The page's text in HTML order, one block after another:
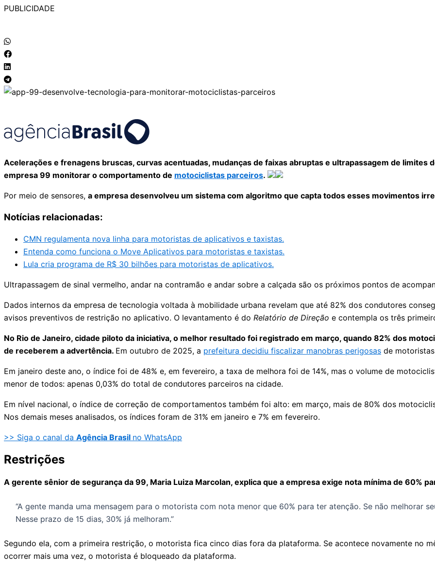
PUBLICIDADE
Acelerações e frenagens bruscas, curvas acentuadas, mudanças de faixas abruptas e ultrapassagem de limites
empresa 99 monitorar o comportamento de motociclistas parceiros.
Por meio de sensores, a empresa desenvolveu um sistema com algoritmo que capta todos esses movimentos
Notícias relacionadas:
CMN regulamenta nova linha para motoristas de aplicativos e taxistas.
Entenda como funciona o Move Aplicativos para motoristas e taxistas.
Lula cria programa de R$ 30 bilhões para motoristas de aplicativos.
Ultrapassagem de sinal vermelho, andar na contramão e andar sobre a calçada são os próximos pontos de
Dados internos da empresa de tecnologia voltada à mobilidade urbana revelam que até 82% dos condutores
avisos preventivos de restrição no aplicativo. O levantamento é do Relatório de Direção e contempla os três
No Rio de Janeiro, cidade piloto da iniciativa, o melhor resultado foi registrado em março, quando 82% dos
de receberem a advertência. Em outubro de 2025, a prefeitura decidiu fiscalizar manobras perigosas de
Em janeiro deste ano, o índice foi de 48% e, em fevereiro, a taxa de melhora foi de 14%, mas o volume de
menor de todos: apenas 0,03% do total de condutores parceiros na cidade.
Em nível nacional, o índice de correção de comportamentos também foi alto: em março, mais de 80% dos
Nos demais meses analisados, os índices foram de 31% em janeiro e 7% em fevereiro.
>> Siga o canal da Agência Brasil no WhatsApp
Restrições
A gerente sênior de segurança da 99, Maria Luiza Marcolan, explica que a empresa exige nota mínima de 60%
“A gente manda uma mensagem para o motorista com nota menor que 60% para ter atenção. Se não melhorar
Nesse prazo de 15 dias, 30% já melhoram.”
Segundo ela, com a primeira restrição, o motorista fica cinco dias fora da plataforma. Se acontece novamente no
ocorrer mais uma vez, o motorista é bloqueado da plataforma.